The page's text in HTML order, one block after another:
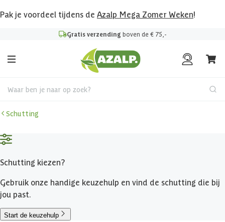
Pak je voordeel tijdens de Azalp Mega Zomer Weken!
Gratis verzending boven de € 75,-
Waar ben je naar op zoek?
Schutting
Schutting kiezen?
Gebruik onze handige keuzehulp en vind de schutting die bij
jou past.
Start de keuzehulp